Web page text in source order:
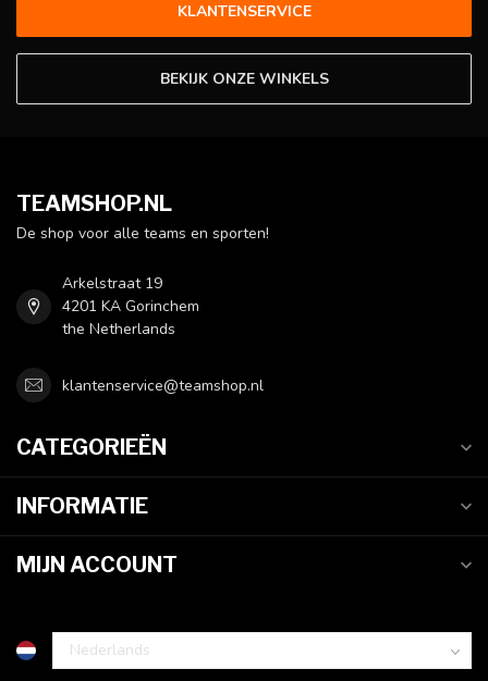
KLANTENSERVICE
BEKIJK ONZE WINKELS
TEAMSHOP.NL
De shop voor alle teams en sporten!
Arkelstraat 19
4201 KA Gorinchem
the Netherlands
klantenservice@teamshop.nl
CATEGORIEËN
INFORMATIE
MIJN ACCOUNT